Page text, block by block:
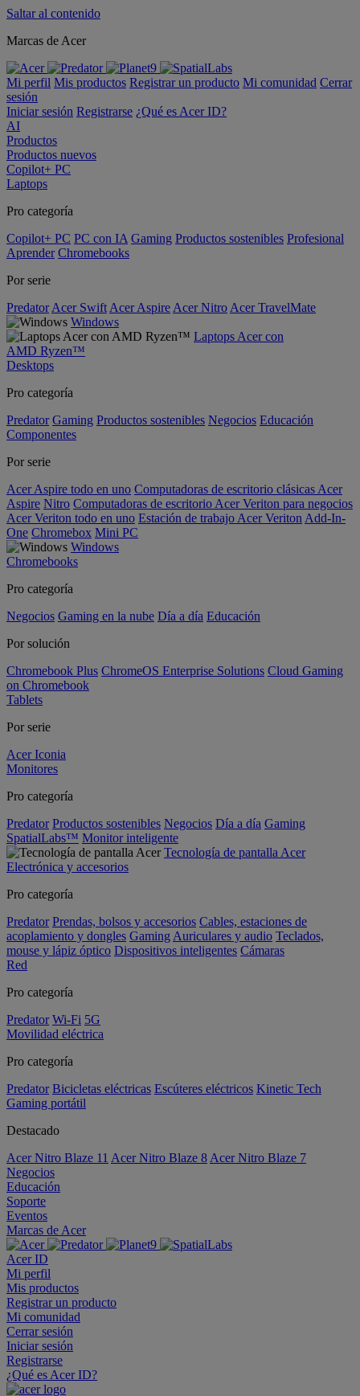
Saltar al contenido
Marcas de Acer
Mi perfil Mis productos Registrar un producto Mi comunidad Cerrar
sesión
Iniciar sesión Registrarse ¿Qué es Acer ID?
AI
Productos
Productos nuevos
Copilot+ PC
Laptops
Pro categoría
Copilot+ PC PC con IA Gaming Productos sostenibles Profesional
Aprender Chromebooks
Por serie
Predator Acer Swift Acer Aspire Acer Nitro Acer TravelMate
Windows
Laptops Acer con
AMD Ryzen™
Desktops
Pro categoría
Predator Gaming Productos sostenibles Negocios Educación
Componentes
Por serie
Acer Aspire todo en uno Computadoras de escritorio clásicas Acer
Aspire Nitro Computadoras de escritorio Acer Veriton para negocios
Acer Veriton todo en uno Estación de trabajo Acer Veriton Add-In-
One Chromebox Mini PC
Windows
Chromebooks
Pro categoría
Negocios Gaming en la nube Día a día Educación
Por solución
Chromebook Plus ChromeOS Enterprise Solutions Cloud Gaming
on Chromebook
Tablets
Por serie
Acer Iconia
Monitores
Pro categoría
Predator Productos sostenibles Negocios Día a día Gaming
SpatialLabs™ Monitor inteligente
Tecnología de pantalla Acer
Electrónica y accesorios
Pro categoría
Predator Prendas, bolsos y accesorios Cables, estaciones de
acoplamiento y dongles Gaming Auriculares y audio Teclados,
mouse y lápiz óptico Dispositivos inteligentes Cámaras
Red
Pro categoría
Predator Wi-Fi 5G
Movilidad eléctrica
Pro categoría
Predator Bicicletas eléctricas Escúteres eléctricos Kinetic Tech
Gaming portátil
Destacado
Acer Nitro Blaze 11 Acer Nitro Blaze 8 Acer Nitro Blaze 7
Negocios
Educación
Soporte
Eventos
Marcas de Acer
Acer ID
Mi perfil
Mis productos
Registrar un producto
Mi comunidad
Cerrar sesión
Iniciar sesión
Registrarse
¿Qué es Acer ID?